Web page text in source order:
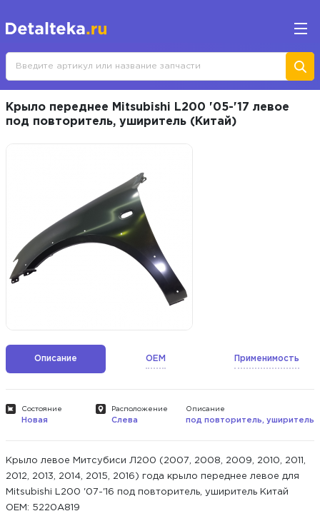
Крыло переднее Mitsubishi L200 '05-'17 левое
под повторитель, уширитель (Китай)
Описание OEM Применимость
Состояние
Новая
Расположение
Слева
Описание
под повторитель, уширитель
Крыло левое Митсубиси Л200 (2007, 2008, 2009, 2010, 2011,
2012, 2013, 2014, 2015, 2016) года крыло переднее левое для
Mitsubishi L200 '07-'16 под повторитель, уширитель Китай
ОЕМ: 5220A819